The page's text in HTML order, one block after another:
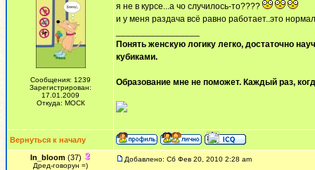
Сообщения: 1239
Зарегистрирован:
17.01.2009
Откуда: МОСК
я не в курсе...а чо случилось-то????
и у меня раздача всё равно работает..это
Понять женскую логику легко, достаточно
кубиками.
Образование мне не поможет. Каждый раз,
Вернуться к началу
In_bloom(37)
Дред-говорун =)
Добавлено: Сб Фев 20, 2010 2:28 am